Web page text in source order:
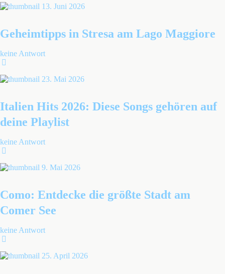
13. Juni 2026
Geheimtipps in Stresa am Lago Maggiore
keine Antwort
23. Mai 2026
Italien Hits 2026: Diese Songs gehören auf
deine Playlist
keine Antwort
9. Mai 2026
Como: Entdecke die größte Stadt am
Comer See
keine Antwort
25. April 2026